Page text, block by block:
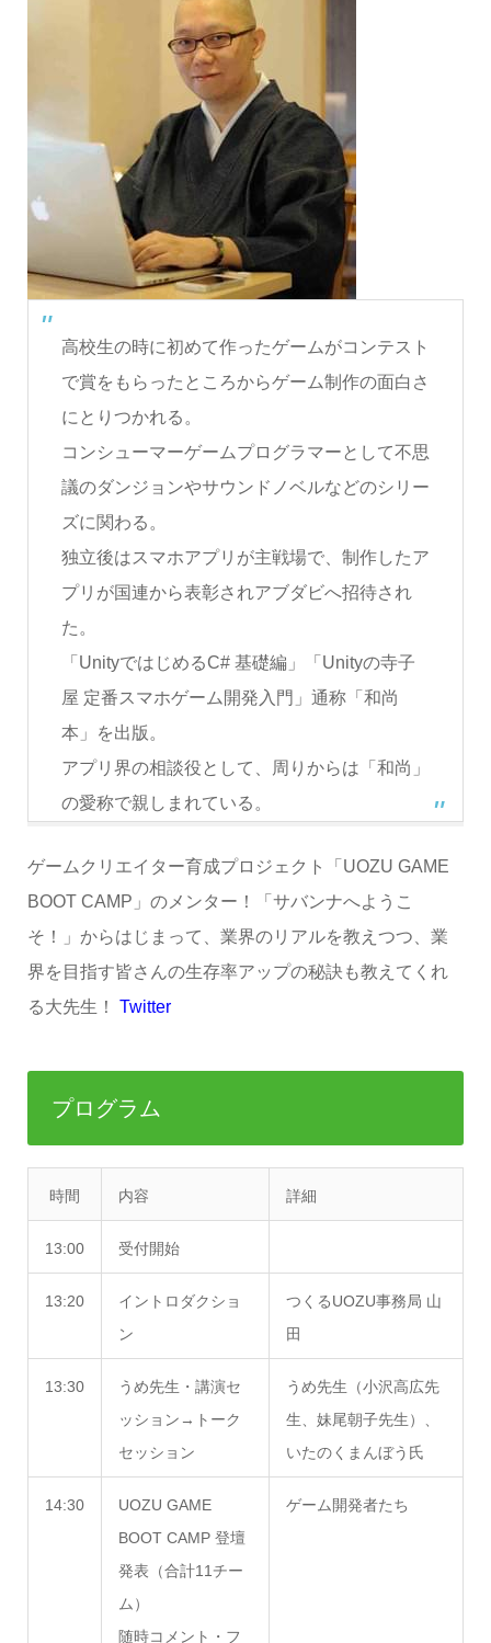
高校生の時に初めて作ったゲームがコンテスト
で賞をもらったところからゲーム制作の面白さ
にとりつかれる。
コンシューマーゲームプログラマーとして不思
議のダンジョンやサウンドノベルなどのシリー
ズに関わる。
独立後はスマホアプリが主戦場で、制作したア
プリが国連から表彰されアブダビへ招待され
た。
「UnityではじめるC# 基礎編」「Unityの寺子
屋 定番スマホゲーム開発入門」通称「和尚
本」を出版。
アプリ界の相談役として、周りからは「和尚」
の愛称で親しまれている。
ゲームクリエイター育成プロジェクト「UOZU GAME
BOOT CAMP」のメンター！「サバンナへようこ
そ！」からはじまって、業界のリアルを教えつつ、業
界を目指す皆さんの生存率アップの秘訣も教えてくれ
る大先生！ Twitter
プログラム
時間 内容 詳細
13:00 受付開始
13:20
イントロダクショ
ン
つくるUOZU事務局 山
田
13:30
うめ先生・講演セ
ッション→トーク
セッション
うめ先生（小沢高広先
生、妹尾朝子先生）、
いたのくまんぼう氏
14:30
UOZU GAME
BOOT CAMP 登壇
発表（合計11チー
ム）
随時コメント・フ
ゲーム開発者たち